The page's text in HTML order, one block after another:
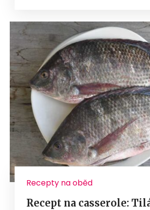
Recepty na oběd
Recept na casserole: